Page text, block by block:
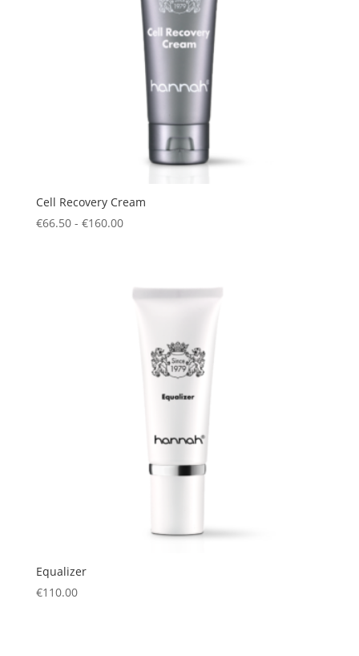
Cell Recovery Cream
€66.50 - €160.00Prijsklasse:
Equalizer
€110.00